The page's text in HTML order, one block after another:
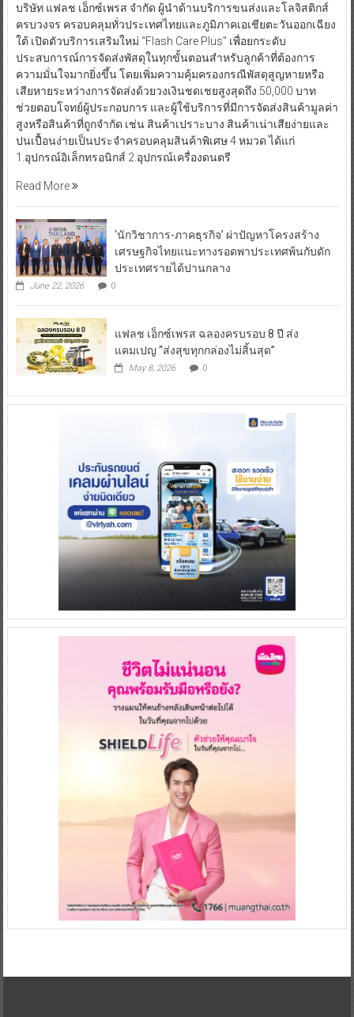
บริษัท แฟลช เอ็กซ์เพรส จำกัด ผู้นำด้านบริการขนส่งและโลจิสติกส์
ครบวงจร ครอบคลุมทั่วประเทศไทยและภูมิภาคเอเชียตะวันออกเฉียง
ใต้ เปิดตัวบริการเสริมใหม่ “Flash Care Plus” เพื่อยกระดับ
ประสบการณ์การจัดส่งพัสดุในทุกขั้นตอนสำหรับลูกค้าที่ต้องการ
ความมั่นใจมากยิ่งขึ้น โดยเพิ่มความคุ้มครองกรณีพัสดุสูญหายหรือ
เสียหายระหว่างการจัดส่งด้วยวงเงินชดเชยสูงสุดถึง 50,000 บาท
ช่วยตอบโจทย์ผู้ประกอบการ และผู้ใช้บริการที่มีการจัดส่งสินค้ามูลค่า
สูงหรือสินค้าที่ถูกจำกัด เช่น สินค้าเปราะบาง สินค้าเน่าเสียง่ายและ
ปนเปื้อนง่ายเป็นประจำครอบคลุมสินค้าพิเศษ 4 หมวด ได้แก่
1.อุปกรณ์อิเล็กทรอนิกส์ 2.อุปกรณ์เครื่องดนตรี
Read More
‘นักวิชาการ-ภาคธุรกิจ’ ผ่าปัญหาโครงสร้าง
เศรษฐกิจไทยแนะทางรอดพาประเทศพ้นกับดัก
ประเทศรายได้ปานกลาง
June 22, 2026 0
แฟลช เอ็กซ์เพรส ฉลองครบรอบ 8 ปี ส่ง
แคมเปญ “ส่งสุขทุกกล่องไม่สิ้นสุด”
May 8, 2026 0